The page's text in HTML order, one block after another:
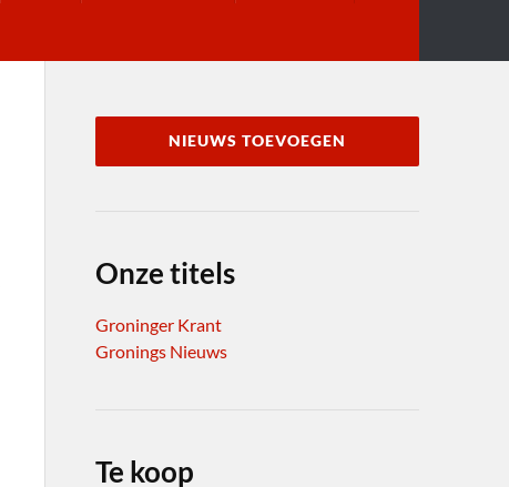
NIEUWS TOEVOEGEN
Onze titels
Groninger Krant
Gronings Nieuws
Te koop